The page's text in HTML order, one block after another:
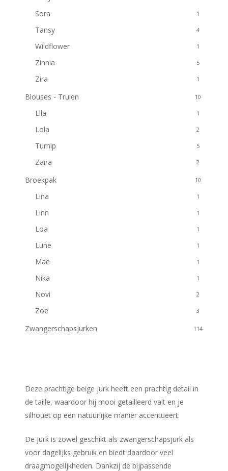
Sora 1
Tansy 4
Wildflower 1
Zinnia 5
Zira 1
Blouses - Truien 10
Ella 1
Lola 2
Turnip 5
Zaira 2
Broekpak 10
Lina 1
Linn 1
Loa 1
Lune 1
Mae 1
Nika 1
Novi 2
Zoe 3
Zwangerschapsjurken 114
Deze prachtige beige jurk heeft een prachtig detail in
de taille, waardoor hij mooi getailleerd valt en je
silhouet op een natuurlijke manier accentueert.
De jurk is zowel geschikt als zwangerschapsjurk als
voor dagelijks gebruik en biedt daardoor veel
draagmogelijkheden. Dankzij de bijpassende